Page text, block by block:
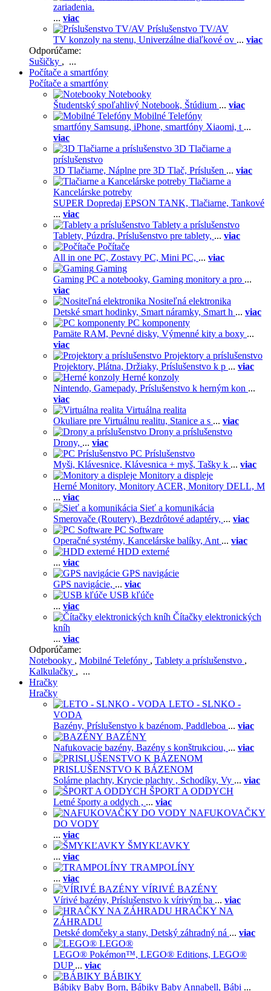
zariadenia.
... viac
Príslušenstvo TV/AV
TV konzoly na stenu, Univerzálne diaľkové ov ... viac
Odporúčame:
Sušičky , ...
Počítače a smartfóny
Počítače a smartfóny
Notebooky
Študentský spoľahlivý Notebook, Štúdium ... viac
Mobilné Telefóny
smartfóny Samsung, iPhone, smartfóny Xiaomi, t ...
viac
3D Tlačiarne a
príslušenstvo
3D Tlačiarne, Náplne pre 3D Tlač, Príslušen ... viac
Tlačiarne a
Kancelárske potreby
SUPER Dopredaj EPSON TANK, Tlačiarne, Tankové
... viac
Tablety a príslušenstvo
Tablety, Púzdra, Príslušenstvo pre tablety, ... viac
Počítače
All in one PC, Zostavy PC, Mini PC, ... viac
Gaming
Gaming PC a notebooky, Gaming monitory a pro ...
viac
Nositeľná elektronika
Detské smart hodinky, Smart náramky, Smart h ... viac
PC komponenty
Pamäte RAM, Pevné disky, Výmenné kity a boxy ...
viac
Projektory a príslušenstvo
Projektory, Plátna, Držiaky, Príslušenstvo k p ... viac
Herné konzoly
Nintendo, Gamepady, Príslušenstvo k herným kon ...
viac
Virtuálna realita
Okuliare pre Virtuálnu realitu, Stanice a s ... viac
Drony a príslušenstvo
Drony, ... viac
PC Príslušenstvo
Myši, Klávesnice, Klávesnica + myš, Tašky k ... viac
Monitory a displeje
Herné Monitory, Monitory ACER, Monitory DELL, M
... viac
Sieť a komunikácia
Smerovače (Routery), Bezdrôtové adaptéry, ... viac
PC Software
Operačné systémy, Kancelárske balíky, Ant ... viac
HDD externé
... viac
GPS navigácie
GPS navigácie, ... viac
USB kľúče
... viac
Čítačky elektronických
kníh
... viac
Odporúčame:
Notebooky , Mobilné Telefóny , Tablety a príslušenstvo ,
Kalkulačky , ...
Hračky
Hračky
LETO - SLNKO -
VODA
Bazény, Príslušenstvo k bazénom, Paddleboa ... viac
BAZÉNY
Nafukovacie bazény, Bazény s konštrukciou, ... viac
PRISLUŠENSTVO K BÁZENOM
Solárne plachty, Krycie plachty , Schodíky, Vy ... viac
ŠPORT A ODDYCH
Letné športy a oddych , ... viac
NAFUKOVAČKY
DO VODY
... viac
ŠMYKĽAVKY
... viac
TRAMPOLÍNY
... viac
VÍRIVÉ BAZÉNY
Vírivé bazény, Príslušenstvo k vírivým ba ... viac
HRAČKY NA
ZÁHRADU
Detské domčeky a stany, Detský záhradný ná ... viac
LEGO®
LEGO® Pokémon™, LEGO® Editions, LEGO®
DUP ... viac
BÁBIKY
Bábiky Baby Born, Bábiky Baby Annabell, Bábi ...